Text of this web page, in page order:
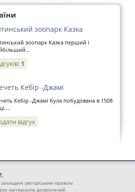
зоопарк Казка
зоопарк Казка перший і
1
Кебір -Джамі
Кебір -Джамі була побудована в 1508
відгук
захищені авторським правом
матеріалів дозволений